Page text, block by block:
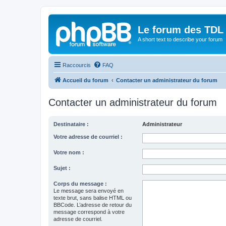
Le forum des TDL
A short text to describe your forum
Raccourcis FAQ
Accueil du forum Contacter un administrateur du forum
Contacter un administrateur du forum
Destinataire : Administrateur
Votre adresse de courriel :
Votre nom :
Sujet :
Corps du message :
Le message sera envoyé en
texte brut, sans balise HTML ou
BBCode. L’adresse de retour du
message correspond à votre
adresse de courriel.